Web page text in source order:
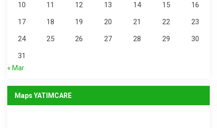
10
11 12 13 14 15
16
17
18 19 20 21 22
23
24
25 26 27 28 29
30
31
« Mar
Maps YATIMCARE